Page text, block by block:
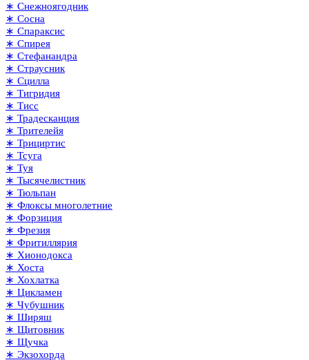
∗ Снежноягодник
∗ Сосна
∗ Спараксис
∗ Спирея
∗ Стефанандра
∗ Страусник
∗ Сцилла
∗ Тигридия
∗ Тисс
∗ Традесканция
∗ Трителейя
∗ Трициртис
∗ Тсуга
∗ Туя
∗ Тысячелистник
∗ Тюльпан
∗ Флоксы многолетние
∗ Форзиция
∗ Фрезия
∗ Фритиллярия
∗ Хионодокса
∗ Хоста
∗ Хохлатка
∗ Цикламен
∗ Чубушник
∗ Ширяш
∗ Щитовник
∗ Щучка
∗ Экзохорда